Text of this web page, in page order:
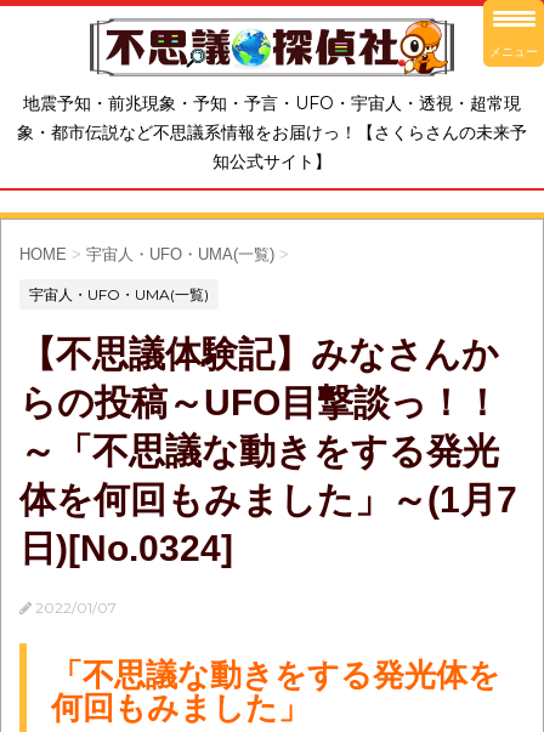
地震予知・前兆現象・予知・予言・UFO・宇宙人・透視・超常現
象・都市伝説など不思議系情報をお届けっ！【さくらさんの未来予
知公式サイト】
HOME > 宇宙人・UFO・UMA(一覧) >
宇宙人・UFO・UMA(一覧)
【不思議体験記】みなさんか
らの投稿～UFO目撃談っ！！
～「不思議な動きをする発光
体を何回もみました」～(1月7
日)[No.0324]
2022/01/07
「不思議な動きをする発光体を
何回もみました」
メニュー